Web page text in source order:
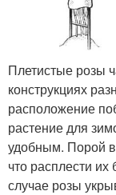
Плетистые розы
конструкциях
расположение
растение для
удобным. Порой
что расплести
случае розы